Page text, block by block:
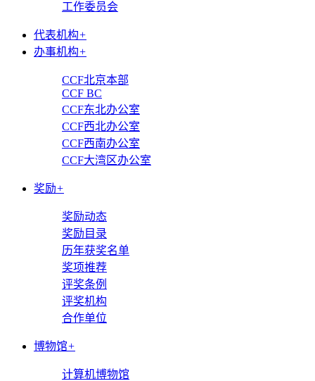
工作委员会
代表机构+
办事机构+
CCF北京本部
CCF BC
CCF东北办公室
CCF西北办公室
CCF西南办公室
CCF大湾区办公室
奖励+
奖励动态
奖励目录
历年获奖名单
奖项推荐
评奖条例
评奖机构
合作单位
博物馆+
计算机博物馆